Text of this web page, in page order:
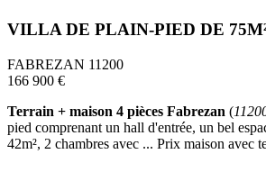
VILLA DE PLAIN-PIED DE
FABREZAN 11200
166 900 €
Terrain + maison 4 pièces Fabrezan (
pied comprenant un hall d'entrée, un bel
42m², 2 chambres avec ... Prix maison avec